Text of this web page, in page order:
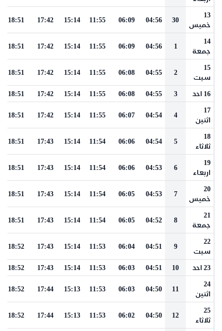
13
خميس
30
04:56
06:09
11:55
15:14
17:42
18:51
14
جمعة
1
04:56
06:09
11:55
15:14
17:42
18:51
15
سبت
2
04:55
06:08
11:55
15:14
17:42
18:51
16 احد 3
04:55
06:08
11:55
15:14
17:42
18:51
17
اثنين
4
04:54
06:07
11:55
15:14
17:42
18:51
18
ثلاثاء
5
04:54
06:06
11:54
15:14
17:43
18:51
19
اربعاء
6
04:53
06:06
11:54
15:14
17:43
18:51
20
خميس
7
04:53
06:05
11:54
15:14
17:43
18:51
21
جمعة
8
04:52
06:05
11:54
15:14
17:43
18:51
22
سبت
9
04:51
06:04
11:53
15:14
17:43
18:52
23 احد 10
04:51
06:03
11:53
15:14
17:43
18:52
24
اثنين
11
04:50
06:03
11:53
15:13
17:44
18:52
25
ثلاثاء
12
04:50
06:02
11:53
15:13
17:44
18:52